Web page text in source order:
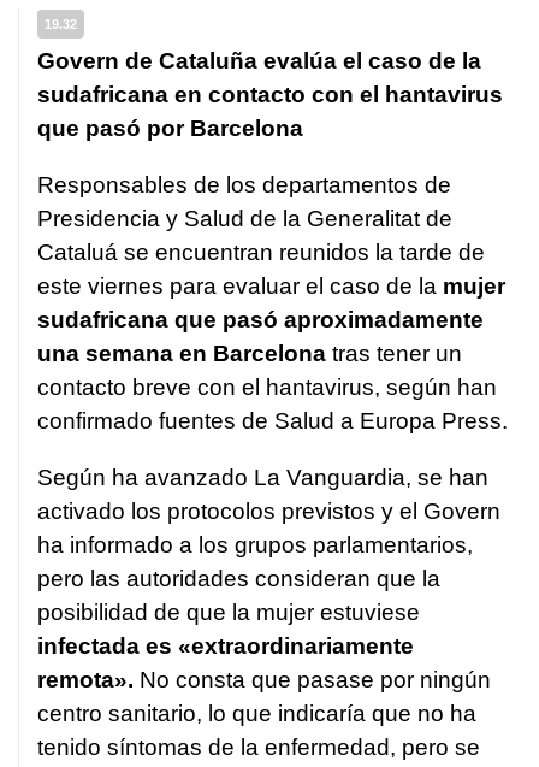
19.32
Govern de Cataluña evalúa el caso de la
sudafricana en contacto con el hantavirus
que pasó por Barcelona
Responsables de los departamentos de
Presidencia y Salud de la Generalitat de
Cataluá se encuentran reunidos la tarde de
este viernes para evaluar el caso de la mujer
sudafricana que pasó aproximadamente
una semana en Barcelona tras tener un
contacto breve con el hantavirus, según han
confirmado fuentes de Salud a Europa Press.
Según ha avanzado La Vanguardia, se han
activado los protocolos previstos y el Govern
ha informado a los grupos parlamentarios,
pero las autoridades consideran que la
posibilidad de que la mujer estuviese
infectada es «extraordinariamente
remota». No consta que pasase por ningún
centro sanitario, lo que indicaría que no ha
tenido síntomas de la enfermedad, pero se